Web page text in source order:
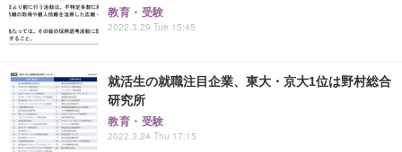
教育・受験
2022.3.29 Tue 15:45
就活生の就職注目企業、東大・京大1位は野村総合
研究所
教育・受験
2022.3.24 Thu 17:15